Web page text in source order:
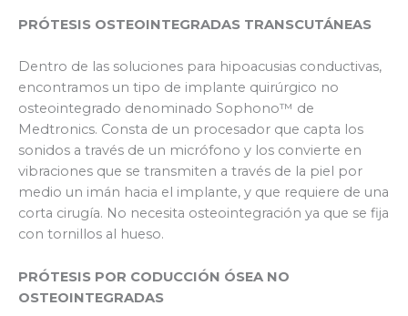
PRÓTESIS OSTEOINTEGRADAS TRANSCUTÁNEAS
Dentro de las soluciones para hipoacusias conductivas,
encontramos un tipo de implante quirúrgico no
osteointegrado denominado Sophono™ de
Medtronics. Consta de un procesador que capta los
sonidos a través de un micrófono y los convierte en
vibraciones que se transmiten a través de la piel por
medio un imán hacia el implante, y que requiere de una
corta cirugía. No necesita osteointegración ya que se fija
con tornillos al hueso.
PRÓTESIS POR CODUCCIÓN ÓSEA NO
OSTEOINTEGRADAS